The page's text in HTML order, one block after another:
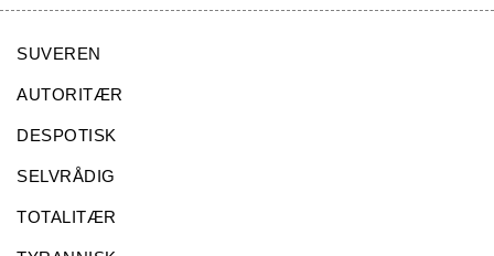
SUVEREN
AUTORITÆR
DESPOTISK
SELVRÅDIG
TOTALITÆR